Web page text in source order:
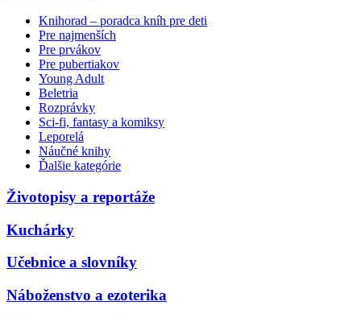
Knihorad – poradca kníh pre deti
Pre najmenších
Pre prvákov
Pre pubertiakov
Young Adult
Beletria
Rozprávky
Sci-fi, fantasy a komiksy
Leporelá
Náučné knihy
Ďalšie kategórie
Životopisy a reportáže
Kuchárky
Učebnice a slovníky
Náboženstvo a ezoterika